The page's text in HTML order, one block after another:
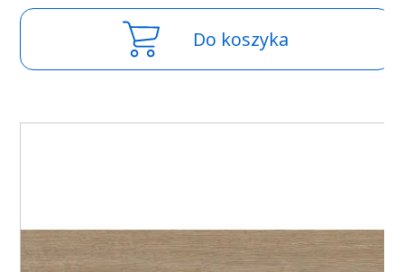
Do koszyka